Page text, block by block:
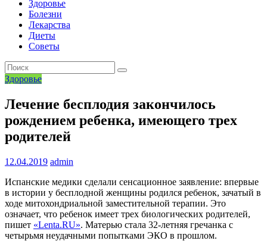
Здоровье
Болезни
Лекарства
Диеты
Советы
Здоровье
Лечение бесплодия закончилось
рождением ребенка, имеющего трех
родителей
12.04.2019 admin
Испанские медики сделали сенсационное заявление: впервые
в истории у бесплодной женщины родился ребенок, зачатый в
ходе митохондриальной заместительной терапии. Это
означает, что ребенок имеет трех биологических родителей,
пишет «Lenta.RU». Матерью стала 32-летняя гречанка с
четырьмя неудачными попытками ЭКО в прошлом.